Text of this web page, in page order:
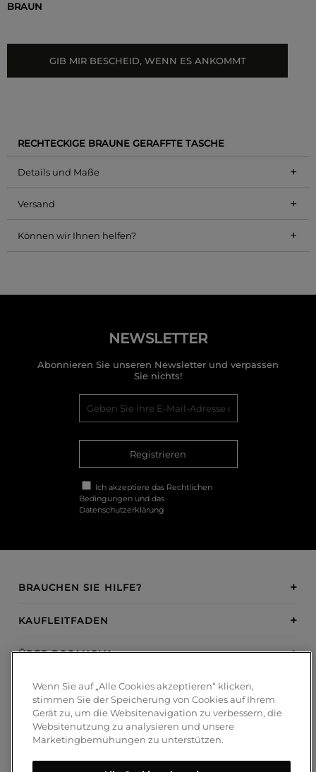
BRAUN
GIB MIR BESCHEID, WENN ES ANKOMMT
RECHTECKIGE BRAUNE GERAFFTE TASCHE
Details und Maße +
Versand +
Können wir Ihnen helfen? +
NEWSLETTER
Abonnieren Sie unseren Newsletter und verpassen
Sie nichts!
Registrieren
Ich akzeptiere das Rechtlichen
Bedingungen und das
Datenschutzerklärung
BRAUCHEN SIE HILFE?
KAUFLEITFADEN
ÜBER BOSANOVA
INSPIRATION
ZAHLUNGSMETHODEN
Wenn Sie auf „Alle Cookies akzeptieren“ klicken,
stimmen Sie der Speicherung von Cookies auf Ihrem
Gerät zu, um die Websitenavigation zu verbessern, die
Websitenutzung zu analysieren und unsere
Marketingbemühungen zu unterstützen.